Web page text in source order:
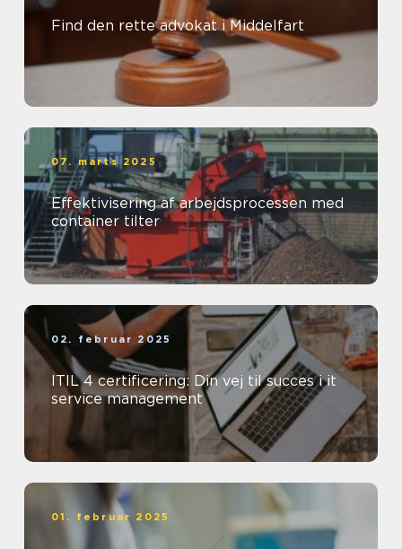
Find den rette advokat i Middelfart
07. marts 2025
Effektivisering af arbejdsprocessen med
container tilter
02. februar 2025
ITIL 4 certificering: Din vej til succes i it
service management
01. februar 2025